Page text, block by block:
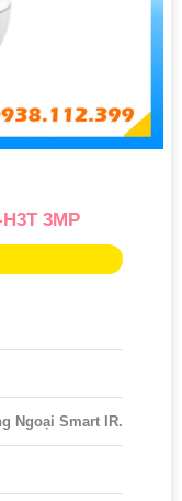
3MP
Ngoại Smart IR.